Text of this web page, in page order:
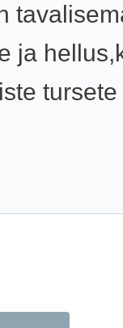
ja
tursete